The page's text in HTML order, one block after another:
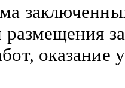
размещения